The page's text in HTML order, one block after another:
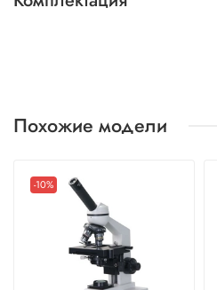
Похожие модели
-10%